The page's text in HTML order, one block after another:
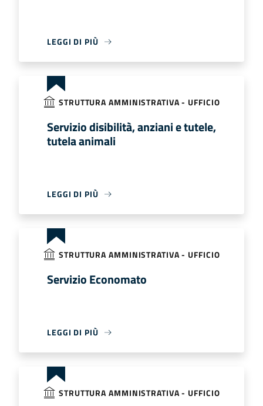
LEGGI DI PIÙ
STRUTTURA AMMINISTRATIVA - UFFICIO
Servizio disibilità, anziani e tutele,
tutela animali
LEGGI DI PIÙ
STRUTTURA AMMINISTRATIVA - UFFICIO
Servizio Economato
LEGGI DI PIÙ
STRUTTURA AMMINISTRATIVA - UFFICIO